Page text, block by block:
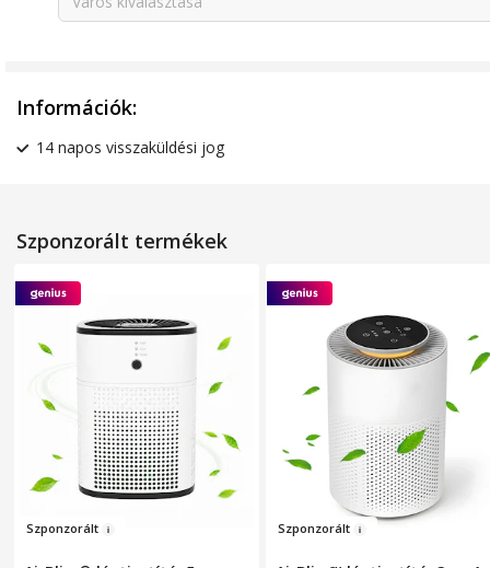
Információk:
14 napos visszaküldési jog
Szponzorált termékek
Szponzorált Szponzorált